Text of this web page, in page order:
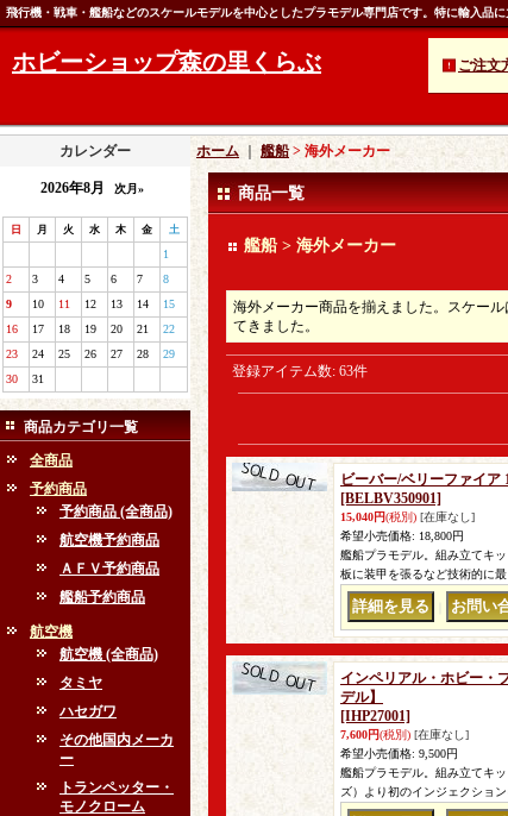
飛行機・戦車・艦船などのスケールモデルを中心としたプラモデル専門店です。特に輸入品に
ホビーショップ森の里くらぶ ご注文
カレンダー
2026年8月 次月»
日 月 火 水 木 金 土
1
2
3 4 5 6 7
8
9
10 11 12 13 14
15
16
17 18 19 20 21
22
23
24 25 26 27 28
29
30
31
商品カテゴリ一覧
全商品
予約商品
予約商品 (全商品)
航空機予約商品
ＡＦＶ予約商品
艦船予約商品
航空機
航空機 (全商品)
タミヤ
ハセガワ
その他国内メーカ
ー
トランペッター・
モノクローム
ホーム 艦船> 海外メーカー
商品一覧
艦船 > 海外メーカー
海外メーカー商品を揃えました。スケー
てきました。
登録アイテム数: 63件
ビーバー/ベリーファイア
[BELBV350901]
15,040円(税別) [在庫なし]
希望小売価格: 18,800円
艦船プラモデル。組み立てキ
板に装甲を張るなど技術的に
インペリアル・ホビー・
デル】
[IHP27001]
7,600円(税別) [在庫なし]
希望小売価格: 9,500円
艦船プラモデル。組み立てキ
ズ）より初のインジェクショ